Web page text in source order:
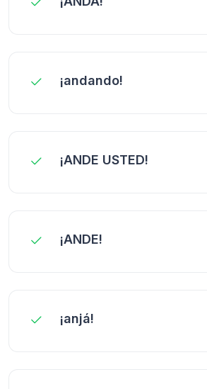
¡andando!
¡ANDE USTED!
¡ANDE!
¡anjá!